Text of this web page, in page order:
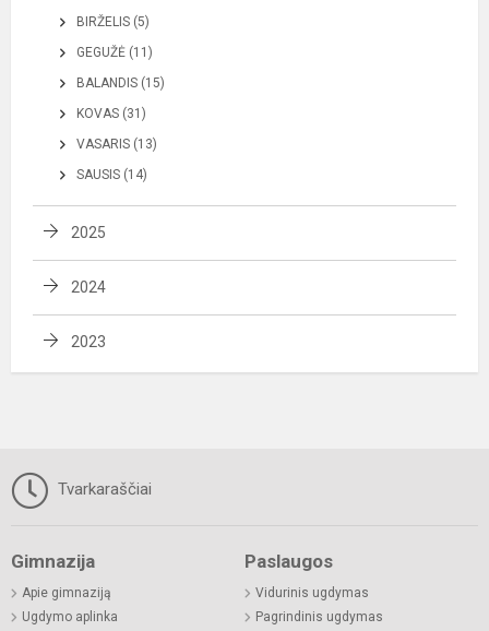
BIRŽELIS (5)
GEGUŽĖ (11)
BALANDIS (15)
KOVAS (31)
VASARIS (13)
SAUSIS (14)
2025
2024
2023
Tvarkaraščiai
Gimnazija
Apie gimnaziją
Ugdymo aplinka
Paslaugos
Vidurinis ugdymas
Pagrindinis ugdymas